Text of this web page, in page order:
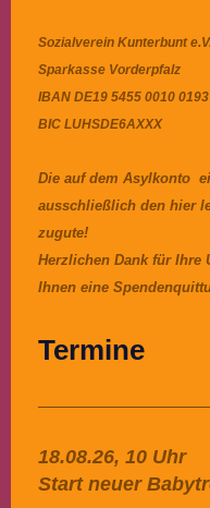
Sozialverein Kunterbunt
Sparkasse Vorderpfalz
IBAN DE19 5455 0010
BIC LUHSDE6AXXX
Die auf dem Asylkonto
ausschließlich den hier
zugute!
Herzlichen Dank für Ihre
Ihnen eine
Termine
18.08.26, 10 Uhr
Start neuer